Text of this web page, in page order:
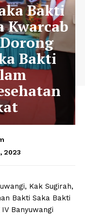
Bakti
Kwarcab
Bakti
2023
Kak Sugirah,
Bakti Saka Bakti
Banyuwangi